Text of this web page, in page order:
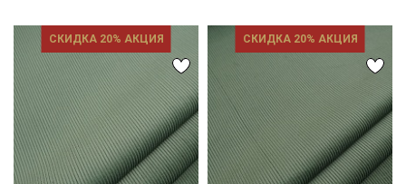
СКИДКА 20% АКЦИЯ СКИДКА 20% АКЦИЯ
Подписаться
Ознакомлен(а) с Политикой обработки персональных
данных и даю Согласие на обработку персональных
данных
ДаюСогласие на получение рекламных и
информационных рассылок